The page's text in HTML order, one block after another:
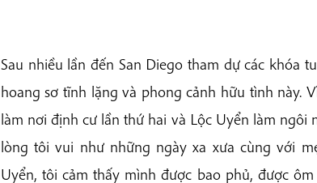
Sau nhiều lần đến San Diego tham dự các khóa
hoang sơ tĩnh lặng và phong cảnh hữu tình này.
làm nơi định cư lần thứ hai và Lộc Uyển làm ngôi
lòng tôi vui như những ngày xa xưa cùng với
Uyển, tôi cảm thấy mình được bao phủ, được